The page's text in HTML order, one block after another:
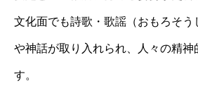
文化面でも詩歌・歌謡（おもろそう
や神話が取り入れられ、人々の精神
す。